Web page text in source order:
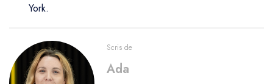
York.
Scris de
Ada